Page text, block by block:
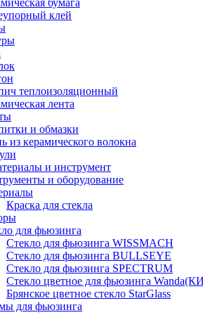
бумага
клей
теплоизоляционный
лента
и обмазки
из керамического волокна
и инструмент
и оборудование
Краска для стекла
для фьюзинга
Стекло для фьюзинга WISSMACH
Стекло для фьюзинга BULLSEYE
Стекло для фьюзинга SPECTRUM
Стекло цветное для фьюзинга
Брянское цветное стекло StarGlass
для фьюзинга